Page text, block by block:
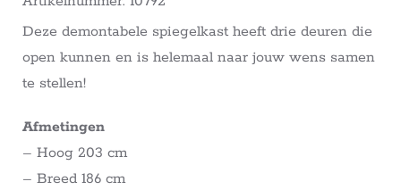
Deze demontabele spiegelkast heeft drie deuren die
open kunnen en is helemaal naar jouw wens samen
te stellen!
Afmetingen
– Hoog 203 cm
– Breed 186 cm